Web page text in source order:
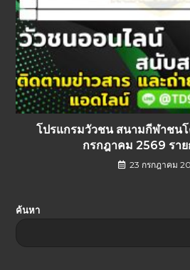
โปรแกรมวัวชน สนามกีฬาชน
กรกฎาคม 2569 รา
23 กรกฎาคม
ค้นหา